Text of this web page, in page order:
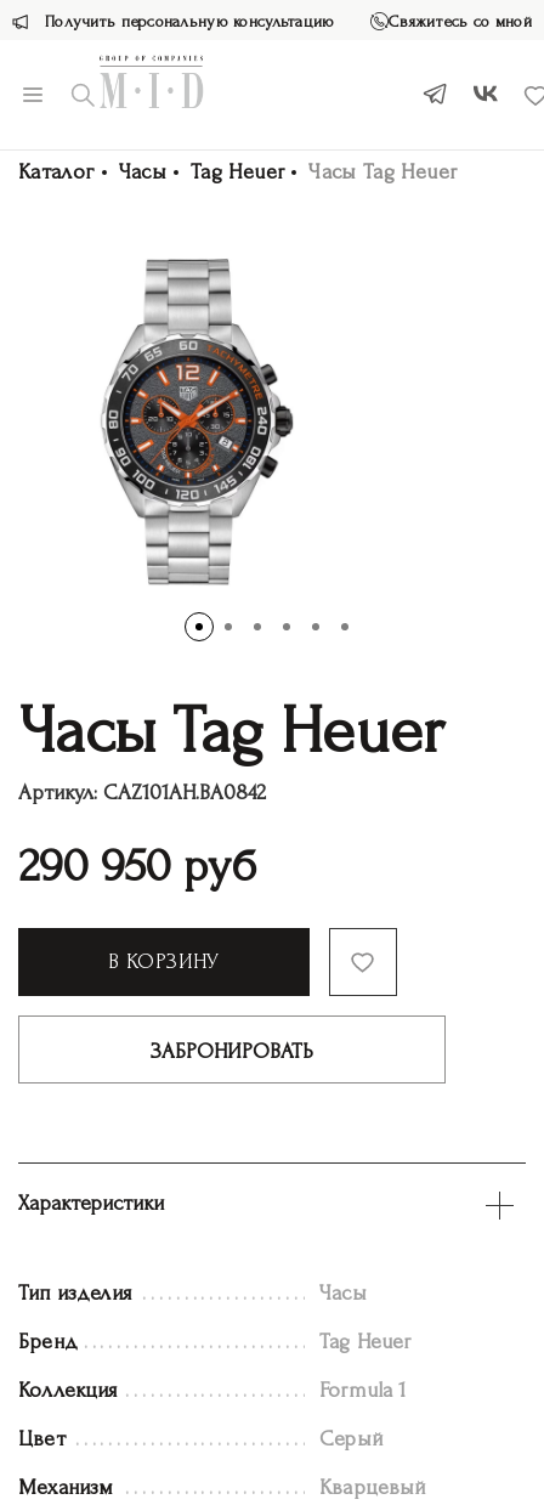
Получить персональную консультацию Свяжитесь со мной
Каталог Часы Tag Heuer Часы Tag Heuer
Часы Tag Heuer
Артикул: CAZ101AH.BA0842
290 950 руб
В КОРЗИНУ
ЗАБРОНИРОВАТЬ
Характеристики
Тип изделия Часы
Бренд Tag Heuer
Коллекция Formula 1
Цвет Серый
Механизм Кварцевый